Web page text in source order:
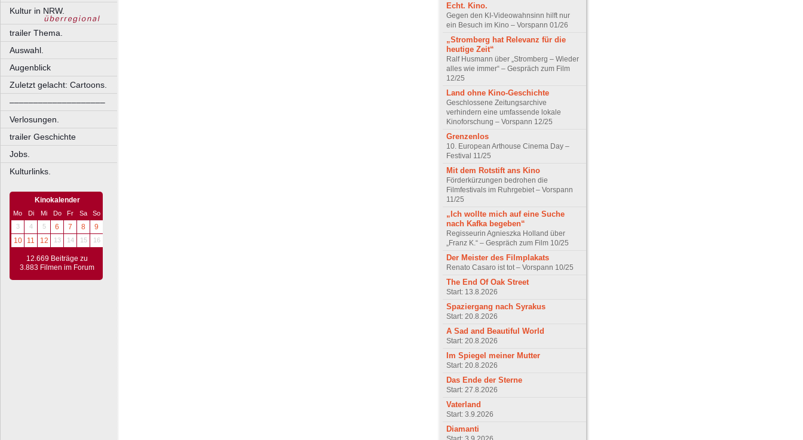
Kultur in NRW.
trailer Thema.
Auswahl.
Augenblick
Zuletzt gelacht: Cartoons.
––––––––––––––––––––
Verlosungen.
trailer Geschichte
Jobs.
Kulturlinks.
Kinokalender
Mo Di Mi Do Fr Sa
So
3
4 5 6 7 8
9
10
11 12 13 14 15 16
12.669 Beiträge zu
3.883 Filmen im Forum
Echt. Kino.
Gegen den KI-Videowahnsinn hilft nur
ein Besuch im Kino – Vorspann 01/26
„Stromberg hat Relevanz für die
heutige Zeit“
Ralf Husmann über „Stromberg – Wieder
alles wie immer“ – Gespräch zum Film
12/25
Land ohne Kino-Geschichte
Geschlossene Zeitungsarchive
verhindern eine umfassende lokale
Kinoforschung – Vorspann 12/25
Grenzenlos
10. European Arthouse Cinema Day –
Festival 11/25
Mit dem Rotstift ans Kino
Förderkürzungen bedrohen die
Filmfestivals im Ruhrgebiet – Vorspann
11/25
„Ich wollte mich auf eine Suche
nach Kafka begeben“
Regisseurin Agnieszka Holland über
„Franz K.“ – Gespräch zum Film 10/25
Der Meister des Filmplakats
Renato Casaro ist tot – Vorspann 10/25
The End Of Oak Street
Start: 13.8.2026
Spaziergang nach Syrakus
Start: 20.8.2026
A Sad and Beautiful World
Start: 20.8.2026
Im Spiegel meiner Mutter
Start: 20.8.2026
Das Ende der Sterne
Start: 27.8.2026
Vaterland
Start: 3.9.2026
Diamanti